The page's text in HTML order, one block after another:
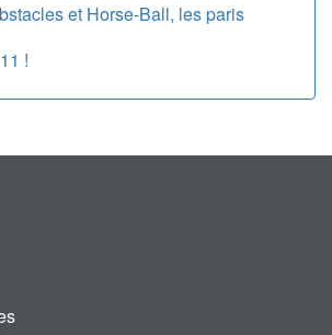
et Horse-Ball, les paris
!